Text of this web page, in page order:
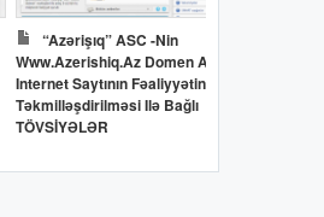
“Azərişıq” ASC -nin
Www.azerishiq.az Domen Adlı
Internet Saytının Fəaliyyətinin
Təkmilləşdirilməsi Ilə Bağlı
TÖVSİYƏLƏR